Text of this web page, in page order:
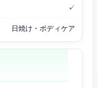
✓
日焼け・ボディケア